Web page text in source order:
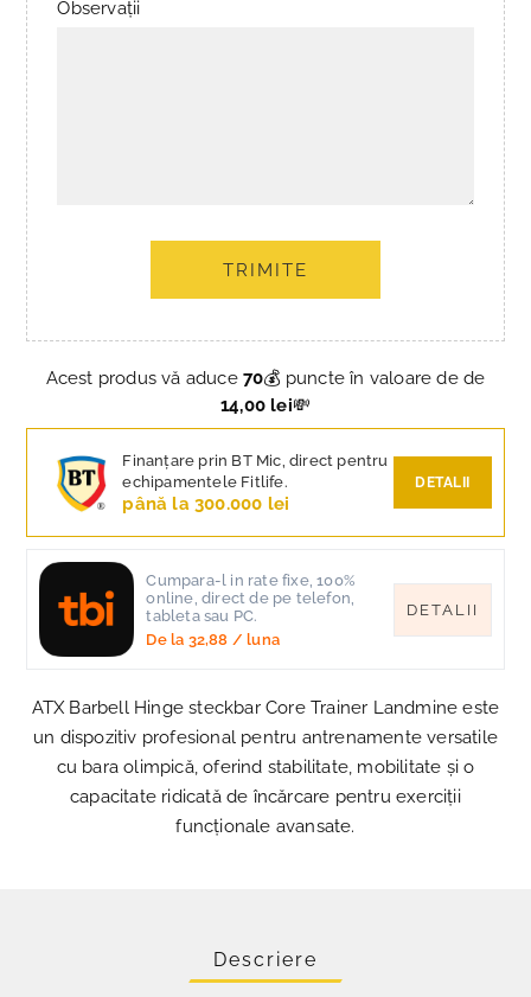
Observații
TRIMITE
Acest produs vă aduce 70💰 puncte în valoare de de
14,00 lei💸
Finanțare prin BT Mic, direct pentru
echipamentele Fitlife.
până la 300.000 lei
DETALII
Cumpara-l in rate fixe, 100%
online, direct de pe telefon,
tableta sau PC.
De la 32,88 / luna
DETALII
ATX Barbell Hinge steckbar Core Trainer Landmine este
un dispozitiv profesional pentru antrenamente versatile
cu bara olimpică, oferind stabilitate, mobilitate și o
capacitate ridicată de încărcare pentru exerciții
funcționale avansate.
Descriere